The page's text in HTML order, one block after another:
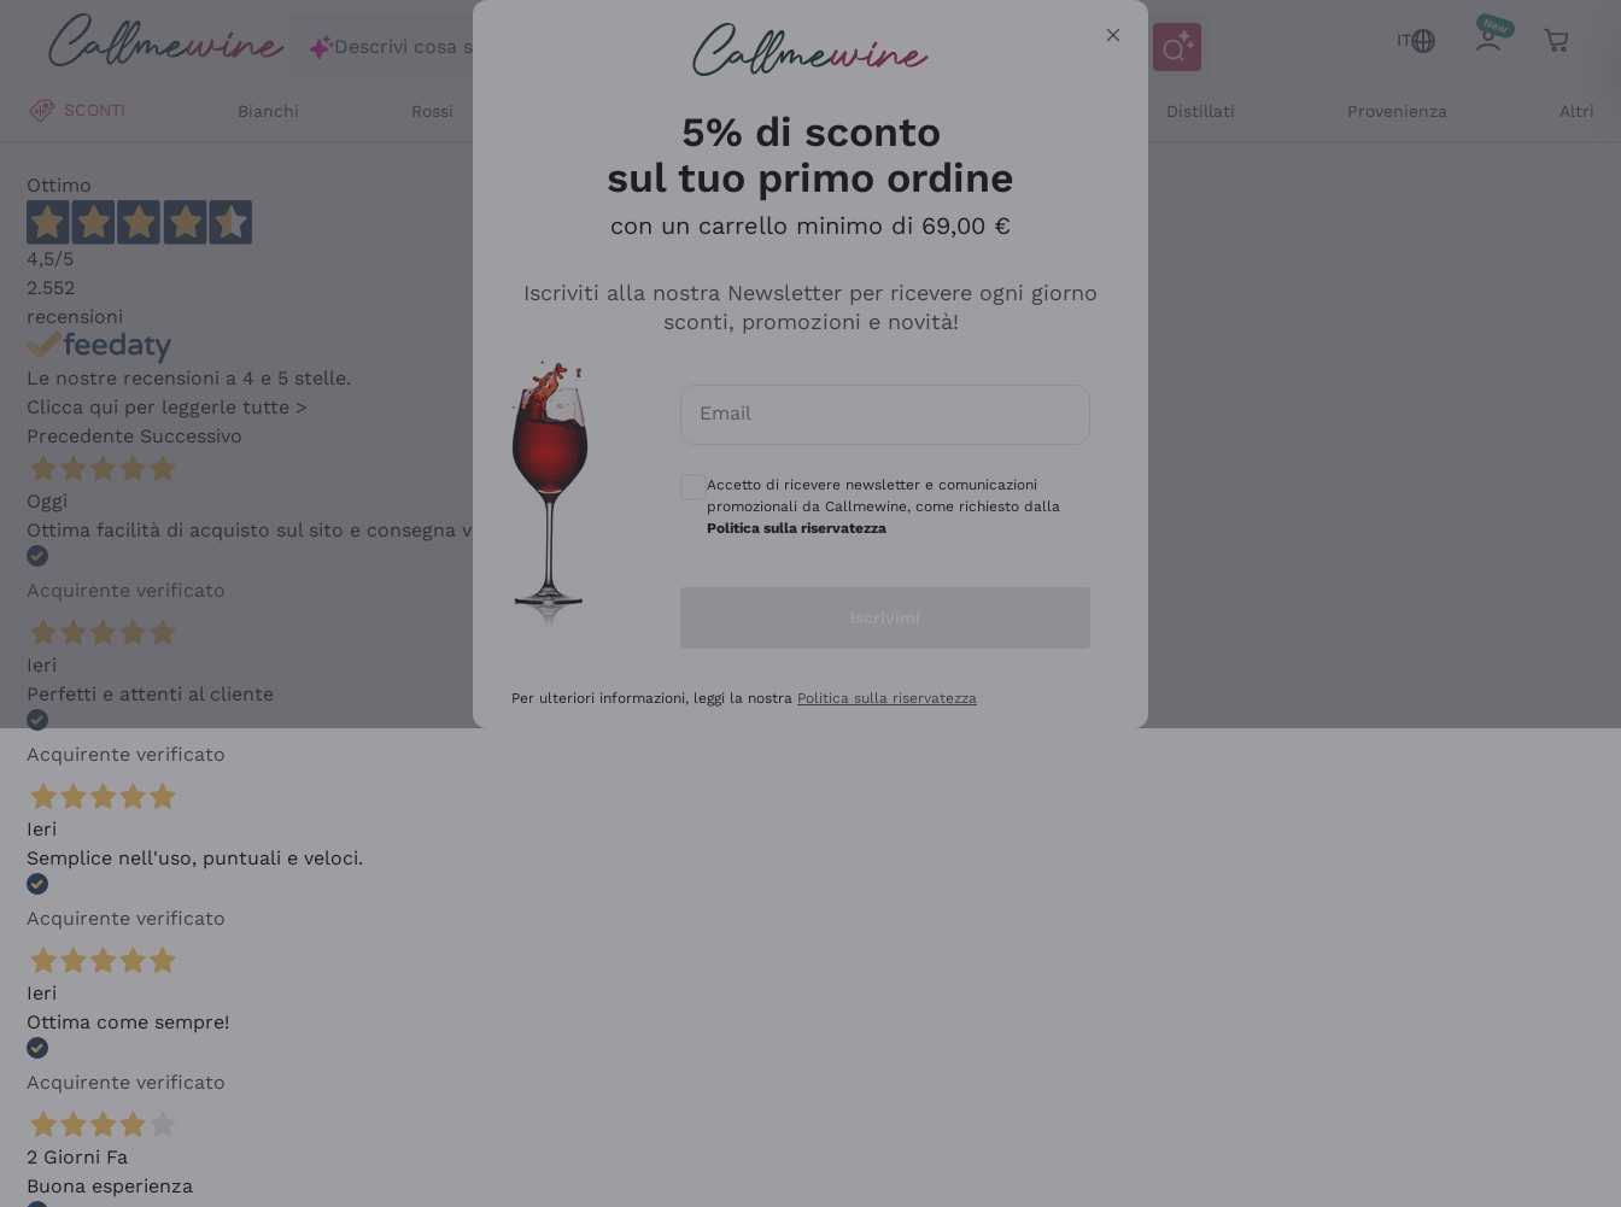
Salta al contenuto principale
Descrivi cosa stai cercando
IT
SCONTI Bianchi Rossi Distillati Provenienza Altri
Ottimo
4,5/5
2.552
recensioni
Le nostre recensioni a 4 e 5 stelle.
Clicca qui per leggerle tutte >
Precedente Successivo
Oggi
Ottima facilità di acquisto sul sito e consegna velocissima
Acquirente verificato
Ieri
Perfetti e attenti al cliente
Acquirente verificato
Ieri
Semplice nell'uso, puntuali e veloci.
Acquirente verificato
Ieri
Ottima come sempre!
Acquirente verificato
2 Giorni Fa
Buona esperienza
5% di sconto
sul tuo primo ordine
con un carrello minimo di 69,00 €
Iscriviti alla nostra Newsletter per ricevere ogni giorno
sconti, promozioni e novità!
Email
Accetto di ricevere newsletter e comunicazioni
promozionali da Callmewine, come richiesto dalla
Politica sulla riservatezza
Per ulteriori informazioni, leggi la nostra Politica sulla riservatezza